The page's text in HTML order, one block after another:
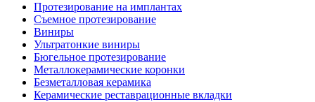
Протезирование на имплантах
Съемное протезирование
Виниры
Ультратонкие виниры
Бюгельное протезирование
Металлокерамические коронки
Безметалловая керамика
Керамические реставрационные вкладки